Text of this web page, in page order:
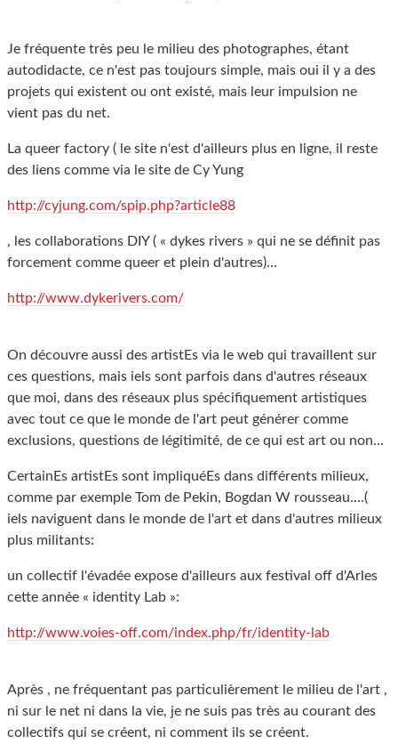
Je fréquente très peu le milieu des photographes, étant
autodidacte, ce n'est pas toujours simple, mais oui il y a des
projets qui existent ou ont existé, mais leur impulsion ne
vient pas du net.
La queer factory ( le site n'est d'ailleurs plus en ligne, il reste
des liens comme via le site de Cy Yung
http://cyjung.com/spip.php?article88
, les collaborations DIY ( « dykes rivers » qui ne se définit pas
forcement comme queer et plein d'autres)…
http://www.dykerivers.com/
On découvre aussi des artistEs via le web qui travaillent sur
ces questions, mais iels sont parfois dans d'autres réseaux
que moi, dans des réseaux plus spécifiquement artistiques
avec tout ce que le monde de l'art peut générer comme
exclusions, questions de légitimité, de ce qui est art ou non...
CertainEs artistEs sont impliquéEs dans différents milieux,
comme par exemple Tom de Pekin, Bogdan W rousseau....(
iels naviguent dans le monde de l'art et dans d'autres milieux
plus militants:
un collectif l'évadée expose d'ailleurs aux festival off d'Arles
cette année « identity Lab »:
http://www.voies-off.com/index.php/fr/identity-lab
Après , ne fréquentant pas particulièrement le milieu de l'art ,
ni sur le net ni dans la vie, je ne suis pas très au courant des
collectifs qui se créent, ni comment ils se créent.